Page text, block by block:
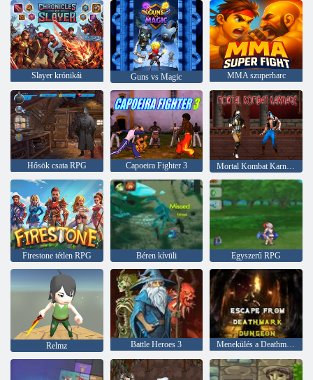
Slayer krónikái Guns vs Magic MMA szuperharc
Hősök csata RPG Capoeira Fighter 3 Mortal Kombat Karnage
Firestone tétlen RPG Béren kívüli Egyszerű RPG
Relmz Battle Heroes 3 Menekülés a Deathmark Dungeonból